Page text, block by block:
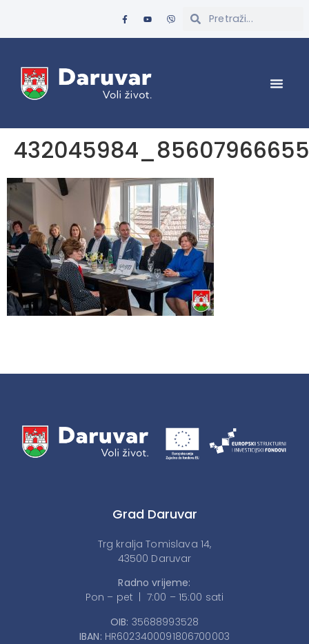
Grad Daruvar
Trg kralja Tomislava 14,
43500 Daruvar
Radno vrijeme:
Pon – pet | 7:00 – 15:00 sati
OIB: 35688993528
IBAN: HR6023400091806700003